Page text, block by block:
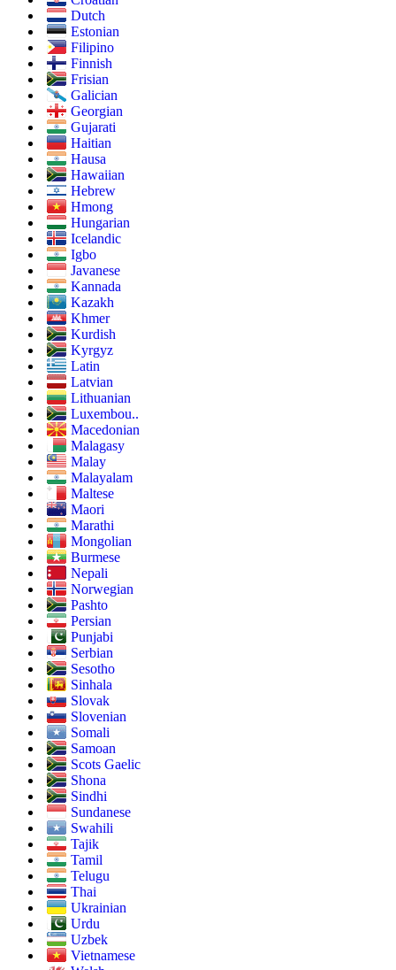
Dutch
Estonian
Filipino
Finnish
Frisian
Galician
Georgian
Gujarati
Haitian
Hausa
Hawaiian
Hebrew
Hmong
Hungarian
Icelandic
Igbo
Javanese
Kannada
Kazakh
Khmer
Kurdish
Kyrgyz
Latin
Latvian
Lithuanian
Luxembou..
Macedonian
Malagasy
Malay
Malayalam
Maltese
Maori
Marathi
Mongolian
Burmese
Nepali
Norwegian
Pashto
Persian
Punjabi
Serbian
Sesotho
Sinhala
Slovak
Slovenian
Somali
Samoan
Scots Gaelic
Shona
Sindhi
Sundanese
Swahili
Tajik
Tamil
Telugu
Thai
Ukrainian
Urdu
Uzbek
Vietnamese